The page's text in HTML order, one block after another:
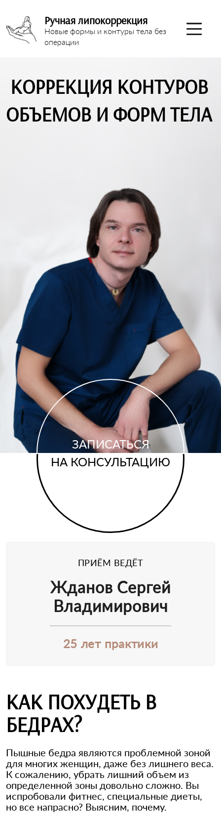
Ручная липокоррекция
Новые формы и контуры тела без
операции
КОРРЕКЦИЯ КОНТУРОВ
ОБЪЕМОВ И ФОРМ ТЕЛА
ЗАПИСАТЬСЯ
НА КОНСУЛЬТАЦИЮ
ПРИЁМ ВЕДЁТ
Жданов Сергей
Владимирович
25 лет практики
КАК ПОХУДЕТЬ В
БЕДРАХ?
Пышные бедра являются проблемной зоной
для многих женщин, даже без лишнего веса.
К сожалению, убрать лишний объем из
определенной зоны довольно сложно. Вы
испробовали фитнес, специальные диеты,
но все напрасно? Выясним, почему.